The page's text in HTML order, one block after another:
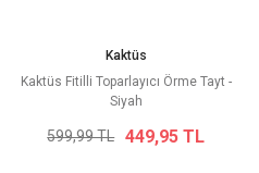
Kaktüs
Kaktüs Fitilli Toparlayıcı Örme Tayt -
Siyah
599,99 TL 449,95 TL